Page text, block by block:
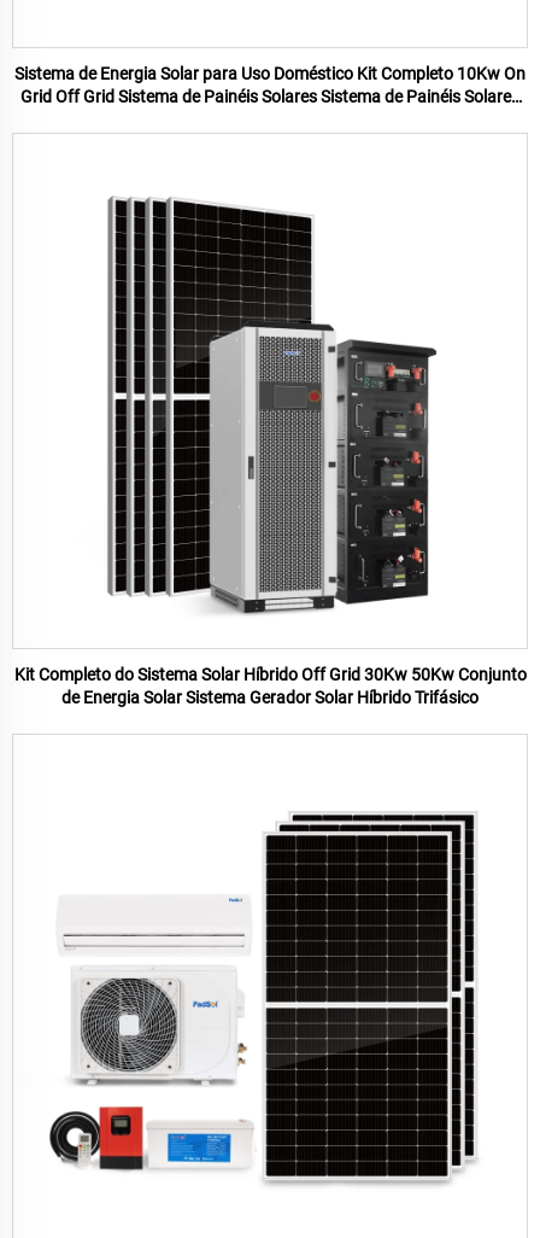
Sistema de Energia Solar para Uso Doméstico Kit Completo 10Kw On
Grid Off Grid Sistema de Painéis Solares Sistema de Painéis Solares
Kit Completo do Sistema Solar Híbrido Off Grid 30Kw 50Kw Conjunto
de Energia Solar Sistema Gerador Solar Híbrido Trifásico